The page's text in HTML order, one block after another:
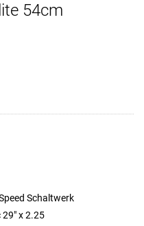
54cm
Schaltwerk
29" x 2.25